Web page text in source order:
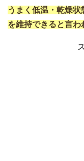
うまく低温・乾燥
を維持できると言わ